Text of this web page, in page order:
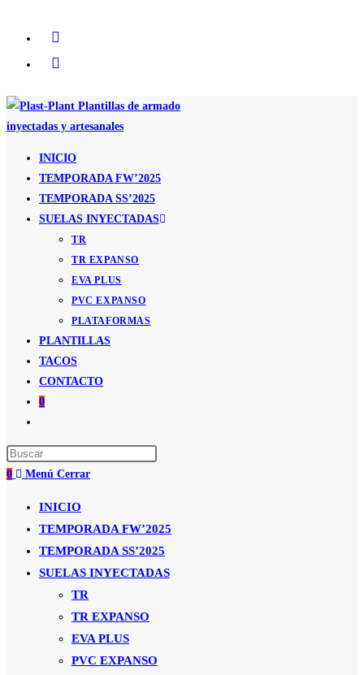
contenido
INICIO
TEMPORADA FW’2025
TEMPORADA SS’2025
SUELAS INYECTADAS
TR
TR EXPANSO
EVA PLUS
PVC EXPANSO
PLATAFORMAS
PLANTILLAS
TACOS
CONTACTO
0
de
la
web
0 Menú Cerrar
INICIO
TEMPORADA FW’2025
TEMPORADA SS’2025
SUELAS INYECTADAS
TR
TR EXPANSO
EVA PLUS
PVC EXPANSO